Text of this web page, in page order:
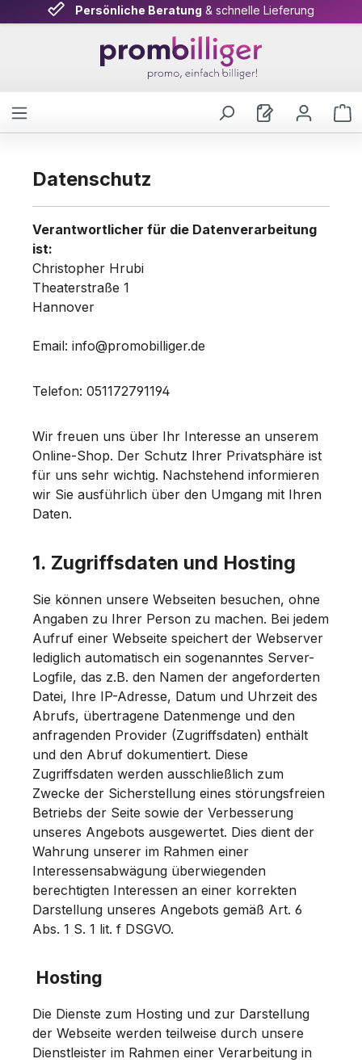
Zum Hauptinhalt springen
Persönliche Beratung & schnelle Lieferung
Datenschutz
Verantwortlicher für die Datenverarbeitung
ist:
Christopher Hrubi
Theaterstraße 1
Hannover
Email: info@promobilliger.de
Telefon: 051172791194
Wir freuen uns über Ihr Interesse an unserem
Online-Shop. Der Schutz Ihrer Privatsphäre ist
für uns sehr wichtig. Nachstehend informieren
wir Sie ausführlich über den Umgang mit Ihren
Daten.
1. Zugriffsdaten und Hosting
Sie können unsere Webseiten besuchen, ohne
Angaben zu Ihrer Person zu machen. Bei jedem
Aufruf einer Webseite speichert der Webserver
lediglich automatisch ein sogenanntes Server-
Logfile, das z.B. den Namen der angeforderten
Datei, Ihre IP-Adresse, Datum und Uhrzeit des
Abrufs, übertragene Datenmenge und den
anfragenden Provider (Zugriffsdaten) enthält
und den Abruf dokumentiert. Diese
Zugriffsdaten werden ausschließlich zum
Zwecke der Sicherstellung eines störungsfreien
Betriebs der Seite sowie der Verbesserung
unseres Angebots ausgewertet. Dies dient der
Wahrung unserer im Rahmen einer
Interessensabwägung überwiegenden
berechtigten Interessen an einer korrekten
Darstellung unseres Angebots gemäß Art. 6
Abs. 1 S. 1 lit. f DSGVO.
Hosting
Die Dienste zum Hosting und zur Darstellung
der Webseite werden teilweise durch unsere
Dienstleister im Rahmen einer Verarbeitung in